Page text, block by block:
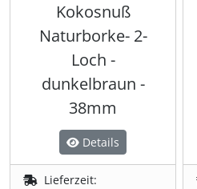
Kokosnuß
Naturborke- 2-
Loch -
dunkelbraun -
38mm
Details
Lieferzeit: